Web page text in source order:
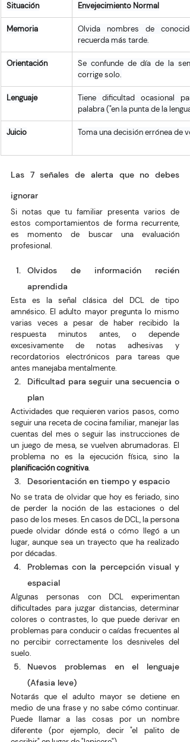
Situación Envejecimiento Normal
Memoria
Olvida nombres de
recuerda más tarde.
Orientación
Se confunde de día de la
corrige solo.
Lenguaje
Tiene dificultad ocasional
palabra ("en la punta de la
Juicio Toma una decisión errónea de
Las 7 señales de alerta que no debes
ignorar
Si notas que tu familiar presenta varios de
estos comportamientos de forma recurrente,
es momento de buscar una evaluación
profesional.
Olvidos de información recién
aprendida
Esta es la señal clásica del DCL de tipo
amnésico. El adulto mayor pregunta lo mismo
varias veces a pesar de haber recibido la
respuesta minutos antes, o depende
excesivamente de notas adhesivas y
recordatorios electrónicos para tareas que
antes manejaba mentalmente.
Dificultad para seguir una secuencia o
plan
Actividades que requieren varios pasos, como
seguir una receta de cocina familiar, manejar las
cuentas del mes o seguir las instrucciones de
un juego de mesa, se vuelven abrumadoras. El
planificación cognitiva.
Desorientación en tiempo y espacio
No se trata de olvidar que hoy es feriado, sino
de perder la noción de las estaciones o del
paso de los meses. En casos de DCL, la persona
puede olvidar dónde está o cómo llegó a un
lugar, aunque sea un trayecto que ha realizado
por décadas.
Problemas con la percepción visual y
espacial
Algunas personas con DCL experimentan
dificultades para juzgar distancias, determinar
colores o contrastes, lo que puede derivar en
problemas para conducir o caídas frecuentes al
no percibir correctamente los desniveles del
suelo.
Nuevos problemas en el lenguaje
(Afasia leve)
Notarás que el adulto mayor se detiene en
medio de una frase y no sabe cómo continuar.
Puede llamar a las cosas por un nombre
diferente (por ejemplo, decir "el palito de